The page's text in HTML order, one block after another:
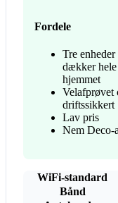
Fordele
Tre enheder
dækker hele
hjemmet
Velafprøvet
driftssikkert
Lav pris
Nem Deco-
WiFi-standard
Bånd